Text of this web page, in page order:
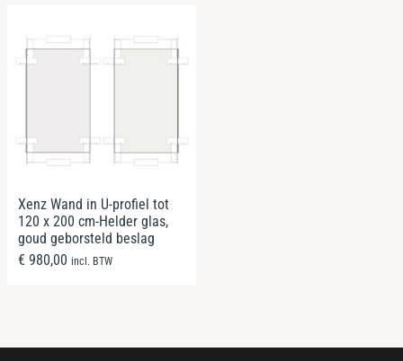
Xenz Wand in U-profiel tot
120 x 200 cm-Helder glas,
goud geborsteld beslag
€ 980,00 incl. BTW